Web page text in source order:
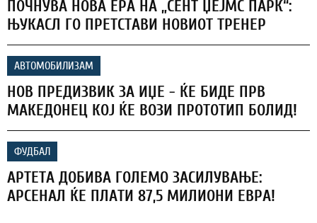
ПОЧНУВА НОВА ЕРА НА „СЕНТ ЏЕЈМС ПАРК“:
ЊУКАСЛ ГО ПРЕТСТАВИ НОВИОТ ТРЕНЕР
АВТОМОБИЛИЗАМ
НОВ ПРЕДИЗВИК ЗА ИЏЕ - ЌЕ БИДЕ ПРВ
МАКЕДОНЕЦ КОЈ ЌЕ ВОЗИ ПРОТОТИП БОЛИД!
ФУДБАЛ
АРТЕТА ДОБИВА ГОЛЕМО ЗАСИЛУВАЊЕ:
АРСЕНАЛ ЌЕ ПЛАТИ 87,5 МИЛИОНИ ЕВРА!